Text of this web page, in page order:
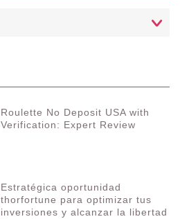
Roulette No Deposit USA with
Verification: Expert Review
Estratégica oportunidad
thorfortune para optimizar tus
inversiones y alcanzar la libertad